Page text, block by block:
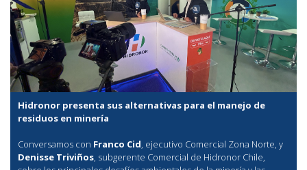
Hidronor presenta sus alternativas para el manejo de
residuos en minería
Conversamos con Franco Cid, ejecutivo Comercial Zona Norte, y
Denisse Triviños, subgerente Comercial de Hidronor Chile,